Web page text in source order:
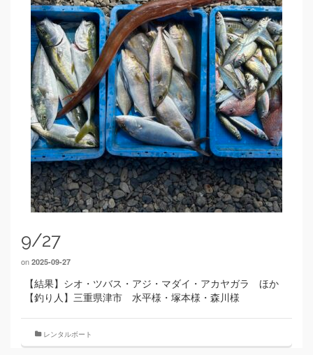
9/27
on 2025-09-27
【結果】シオ・ツバス・アジ・マダイ・アカヤガラ ほか
【釣り人】三重県津市 水平様・塚本様・森川様
レンタルボート